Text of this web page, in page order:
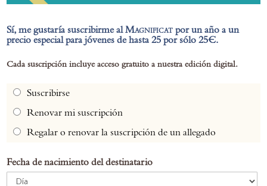
Sí, me gustaría suscribirme al Magnificat por un año a un
precio especial para jóvenes de hasta 25 por sólo 25€.
Cada suscripción incluye acceso gratuito a nuestra edición digital.
Suscribirse
Renovar mi suscripción
Regalar o renovar la suscripción de un allegado
Fecha de nacimiento del destinatario